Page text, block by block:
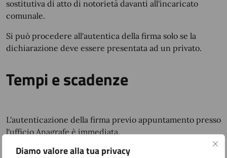
Diamo valore alla tua privacy
sostitutiva di atto di notorietà davanti all'incaricato
comunale.
Si può procedere all'autentica della firma solo se la
dichiarazione deve essere presentata ad un privato.
Tempi e scadenze
L'autenticazione della firma previo appuntamento presso
l'ufficio Anagrafe è immediata.
La dichiarazione sostitutiva di atto di notorietà ha la